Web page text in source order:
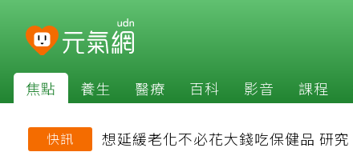
焦點 養生 醫療 百科 影音 課程
快訊 想延緩老化不必花大錢吃保健品 研